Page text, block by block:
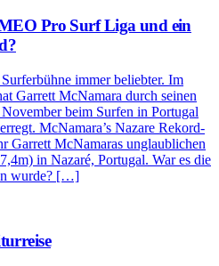
Pro Surf Liga und ein
immer beliebter. Im
Garrett McNamara durch seinen
beim Surfen in Portugal
McNamara’s Nazare Rekord-
Garrett McNamaras unglaublichen
in Nazaré, Portugal. War es die
wurde? […]